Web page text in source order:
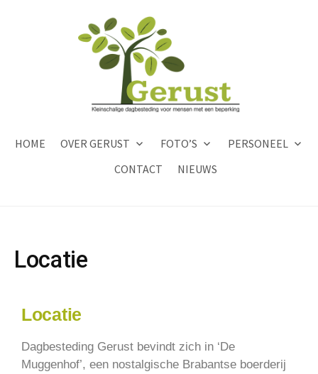
HOME OVER GERUST FOTO’S
PERSONEEL
CONTACT
NIEUWS
Locatie
Locatie
Dagbesteding Gerust bevindt zich in ‘De
Muggenhof’, een nostalgische Brabantse boerderij